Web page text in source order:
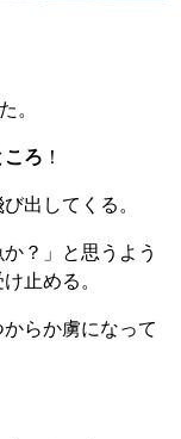
。
ろ ！
出してくる。
？」と思うよう
止める。
らか虜になって